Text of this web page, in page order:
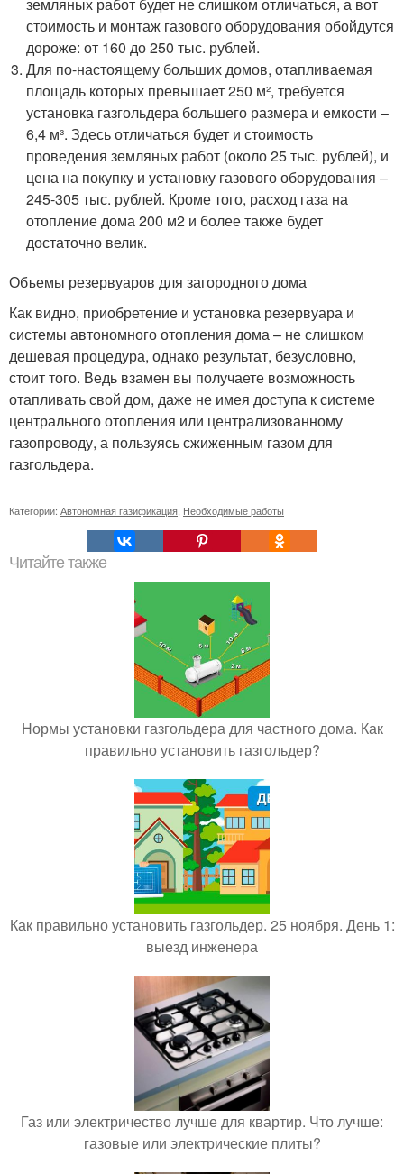
стоимость и монтаж газового оборудования обойдутся
дороже: от 160 до 250 тыс. рублей.
Для по-настоящему больших домов, отапливаемая
площадь которых превышает 250 м², требуется
установка газгольдера большего размера и емкости –
6,4 м³. Здесь отличаться будет и стоимость
проведения земляных работ (около 25 тыс. рублей), и
цена на покупку и установку газового оборудования –
245-305 тыс. рублей. Кроме того, расход газа на
отопление дома 200 м2 и более также будет
достаточно велик.
Объемы резервуаров для загородного дома
Как видно, приобретение и установка резервуара и
системы автономного отопления дома – не слишком
дешевая процедура, однако результат, безусловно,
стоит того. Ведь взамен вы получаете возможность
отапливать свой дом, даже не имея доступа к системе
центрального отопления или централизованному
газопроводу, а пользуясь сжиженным газом для
газгольдера.
Категории: Автономная газификация Необходимые работы
Читайте также
Нормы установки газгольдера для частного дома. Как
правильно установить газгольдер?
Как правильно установить газгольдер. 25 ноября. День 1:
выезд инженера
Газ или электричество лучше для квартир. Что лучше:
газовые или электрические плиты?